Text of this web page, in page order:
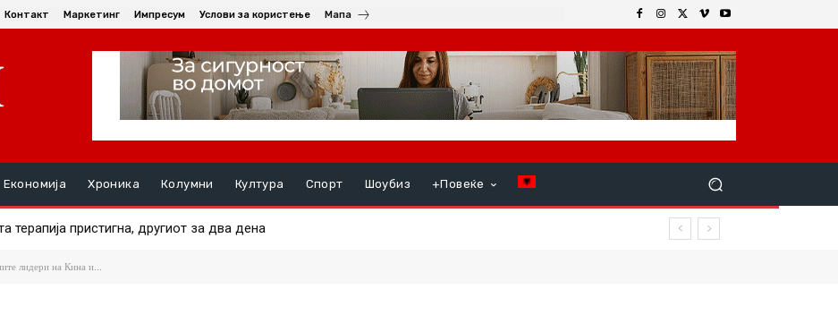
Контакт Маркетинг Импресум Услови за користење Мапа
Економија Хроника Колумни Култура Спорт Шоубиз +Повеќе
пристигна, другиот за два дена
не се повлекуваат: Освежување од дождови во попладнињата
лидери на Кина и...